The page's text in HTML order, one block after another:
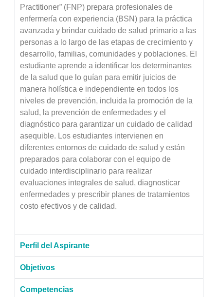
Practitioner” (FNP) prepara profesionales de
enfermería con experiencia (BSN) para la práctica
avanzada y brindar cuidado de salud primario a las
personas a lo largo de las etapas de crecimiento y
desarrollo, familias, comunidades y poblaciones. El
estudiante aprende a identificar los determinantes
de la salud que lo guían para emitir juicios de
manera holística e independiente en todos los
niveles de prevención, incluida la promoción de la
salud, la prevención de enfermedades y el
diagnóstico para garantizar un cuidado de calidad
asequible. Los estudiantes intervienen en
diferentes entornos de cuidado de salud y están
preparados para colaborar con el equipo de
cuidado interdisciplinario para realizar
evaluaciones integrales de salud, diagnosticar
enfermedades y prescribir planes de tratamientos
costo efectivos y de calidad.
Perfil del Aspirante
Objetivos
Competencias